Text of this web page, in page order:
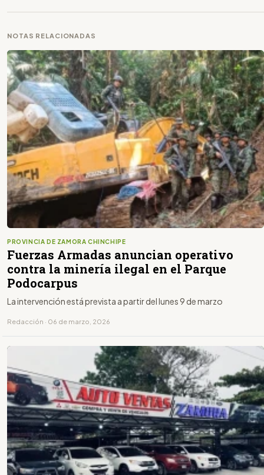
NOTAS RELACIONADAS
PROVINCIA DE ZAMORA CHINCHIPE
Fuerzas Armadas anuncian operativo
contra la minería ilegal en el Parque
Podocarpus
La intervención está prevista a partir del lunes 9 de marzo
Redacción · 06 de marzo, 2026